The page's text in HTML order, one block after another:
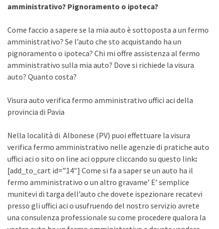
amministrativo? Pignoramento o ipoteca?
Come faccio a sapere se la mia auto è sottoposta a un fermo
amministrativo? Se l’auto che sto acquistando ha un
pignoramento o ipoteca? Chi mi offre assistenza al fermo
amministrativo sulla mia auto? Dove si richiede la visura
auto? Quanto costa?
Visura auto verifica fermo amministrativo uffici aci della
provincia di Pavia
Nella località di Albonese (PV) puoi effettuare la visura
verifica fermo amministrativo nelle agenzie di pratiche auto
uffici aci o sito on line aci oppure cliccando su questo link:
[add_to_cart id=”14″] Come si fa a saper se un auto ha il
fermo amministrativo o un altro gravame’ E’ semplice
munitevi di targa dell’auto che dovete ispezionare recatevi
presso gli uffici aci o usufruendo del nostro servizio avrete
una consulenza professionale su come procedere qualora la